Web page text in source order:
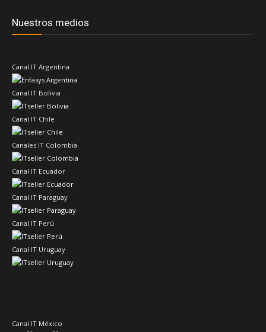
Nuestros medios
Canal IT Argentina
Canal IT Bolivia
Canal IT Chile
Canales IT Colombia
Canal IT Ecuador
Canal IT Paraguay
Canal IT Perú
Canal IT Uruguay
Canal IT México